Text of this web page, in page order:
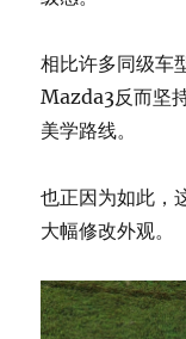
相比许多同级车
Mazda3反而坚
美学路线。
也正因为如此，
大幅修改外观。